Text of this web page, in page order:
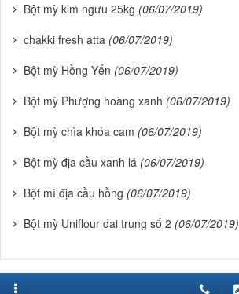
Bột mỳ kim ngưu 25kg (06/07/2019)
chakki fresh atta (06/07/2019)
Bột mỳ Hồng Yến (06/07/2019)
Bột mỳ Phượng hoàng xanh (06/07/2019)
Bột mỳ chìa khóa cam (06/07/2019)
Bột mỳ địa cầu xanh lá (06/07/2019)
Bột mì địa cầu hồng (06/07/2019)
Bột mỳ Uniflour dai trung số 2 (06/07/2019)